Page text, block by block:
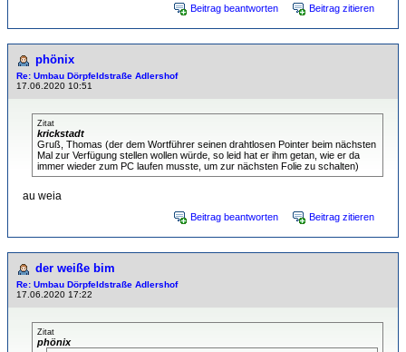
Beitrag beantworten Beitrag zitieren
phönix
Re: Umbau Dörpfeldstraße Adlershof
17.06.2020 10:51
Zitat
krickstadt
Gruß, Thomas (der dem Wortführer seinen drahtlosen Pointer beim nächsten
Mal zur Verfügung stellen wollen würde, so leid hat er ihm getan, wie er da
immer wieder zum PC laufen musste, um zur nächsten Folie zu schalten)
au weia
Beitrag beantworten Beitrag zitieren
der weiße bim
Re: Umbau Dörpfeldstraße Adlershof
17.06.2020 17:22
Zitat
phönix